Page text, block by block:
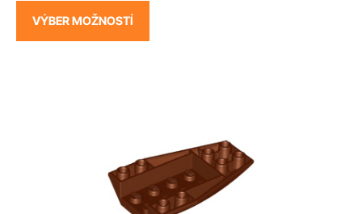
VÝBER MOŽNOSTÍ